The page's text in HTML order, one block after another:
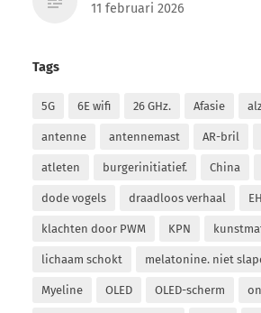
11 februari 2026
Tags
5G 6E wifi 26 GHz. Afasie
antenne antennemast AR-bril
atleten burgerinitiatief. China
dode vogels draadloos verhaal
klachten door PWM KPN
lichaam schokt melatonine. niet
Myeline OLED OLED-scherm